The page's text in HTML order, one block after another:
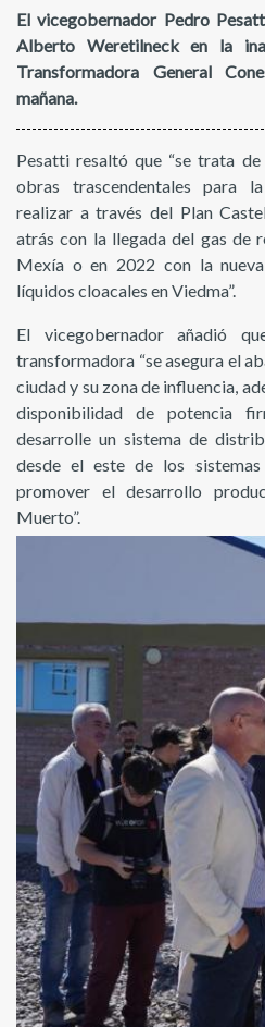
El vicegobernador Pedro
Alberto Weretilneck en la
Transformadora General
mañana.
Pesatti resaltó que “se trata
obras trascendentales para
realizar a través del Plan
atrás con la llegada del gas de
Mexía o en 2022 con la
líquidos cloacales en Viedma”.
El vicegobernador añadió
transformadora “se asegura el
ciudad y su zona de influencia,
disponibilidad de potencia
desarrolle un sistema de
desde el este de los
promover el desarrollo
Muerto”.